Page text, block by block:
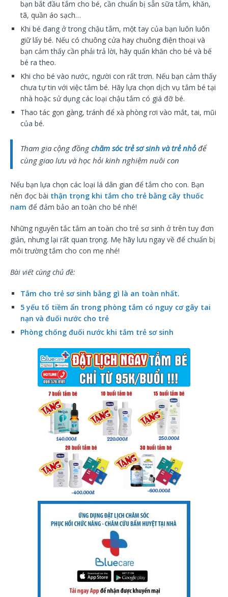
bạn bắt đầu tắm cho bé, cần chuẩn bị sẵn sữa tắm, khăn,
tã, quần áo sạch…
Khi bé đang ở trong chậu tắm, một tay của bạn luôn luôn
giữ lấy bé. Nếu có chuông cửa hay chuông điện thoại và
bạn cảm thấy cần phải trả lời, hãy quấn khăn cho bé và bế
bé ra theo.
Khi cho bé vào nước, người con rất trơn. Nếu bạn cảm thấy
chưa tự tin với việc tắm bé. Hãy lựa chọn dịch vụ tắm bé tại
nhà hoặc sử dụng các loại chậu tắm có giá đỡ bé.
Thao tác gọn gàng, tránh để xà phòng rơi vào mắt, tai, mũi
của bé.
Tham gia cộng đồngchăm sóc trẻ sơ sinh và trẻ nhỏđể
cùng giao lưu và học hỏi kinh nghiệm nuôi con
Nếu bạn lựa chọn các loại lá dân gian để tắm cho con. Bạn
nên đọc bài thận trọng khi tắm cho trẻ bằng cây thuốc
nam để đảm bảo an toàn cho bé nhé!
Những nguyên tắc tắm an toàn cho trẻ sơ sinh ở trên tuy đơn
giản, nhưng lại rất quan trọng. Mẹ hãy lưu ngay về để chuẩn bị
môi trường tắm cho con mẹ nhé!
Bài viết cùng chủ đề:
Tắm cho trẻ sơ sinh bằng gì là an toàn nhất.
5 yếu tố tiềm ẩn trong phòng tắm có nguy cơ gây tai
nạn và đuối nước cho trẻ
Phòng chống đuối nước khi tắm trẻ sơ sinh